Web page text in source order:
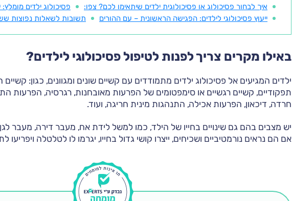
איך לבחור פסיכולוג או פסיכולוגית ילדים שיתאימו לכם? צפו:
פסיכולוג ילדים
ייעוץ פסיכולוגי לילדים: הפגישה הראשונית – עם ההורים
תשובות לשאלות נפוצות
באילו מקרים צריך לפנות לטיפול פסיכולוגי לילדים?
ילדים המגיעים אל פסיכולוג ילדים מתמודדים עם קשיים שונים ומגוונים, כגון:
תפקודיים, קשיים רגשיים או סימפטומים של הפרעות מאובחנות, רגרסיה, הפרעות
חרדה, דיכאון, הפרעות אכילה, התנהגות מינית חריגה, ועוד.
יש מצבים בהם גם שינויים בחייו של הילד, כמו למשל לידת אח, מעבר דירה, מעבר
אם הם נראים נורמטיביים ושכיחים, ייצרו קושי גדול בחייו, יגרמו לו לטלטלה ויפריעו